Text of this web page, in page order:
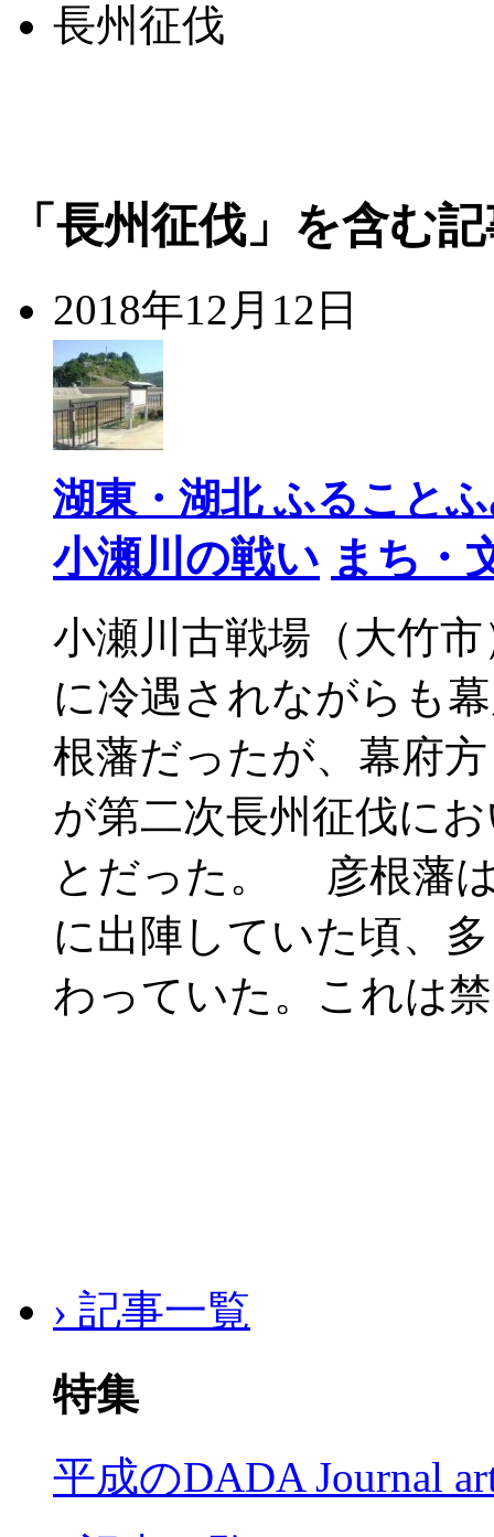
長州征伐
「長州征伐」を含む
2018年12月12日
湖東・湖北 ふること
小瀬川の戦い まち・
小瀬川古戦場（大竹
に冷遇されながらも
根藩だったが、幕府
が第二次長州征伐に
とだった。 彦根藩
に出陣していた頃、
わっていた。これは
› 記事一覧
特集
平成のDADA Journal